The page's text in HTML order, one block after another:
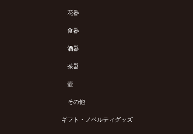
花器
食器
酒器
茶器
壺
その他
ギフト・ノベルティグッズ